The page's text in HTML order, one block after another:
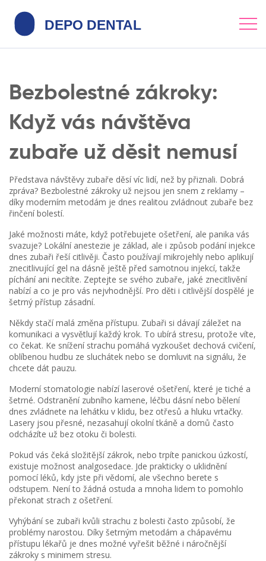
Bezbolestné zákroky:
Když vás návštěva
zubaře už děsit nemusí
Představa návštěvy zubaře děsí víc lidí, než by přiznali. Dobrá
zpráva? Bezbolestné zákroky už nejsou jen snem z reklamy –
díky moderním metodám je dnes realitou zvládnout zubaře bez
řinčení bolestí.
Jaké možnosti máte, když potřebujete ošetření, ale panika vás
svazuje? Lokální anestezie je základ, ale i způsob podání injekce
dnes zubaři řeší citlivěji. Často používají mikrojehly nebo aplikují
znecitlivující gel na dásně ještě před samotnou injekcí, takže
píchání ani necítíte. Zeptejte se svého zubaře, jaké znecitlivění
nabízí a co je pro vás nejvhodnější. Pro děti i citlivější dospělé je
šetrný přístup zásadní.
Někdy stačí malá změna přístupu. Zubaři si dávají záležet na
komunikaci a vysvětlují každý krok. To ubírá stresu, protože víte,
co čekat. Ke snížení strachu pomáhá vyzkoušet dechová cvičení,
oblíbenou hudbu ze sluchátek nebo se domluvit na signálu, že
chcete dát pauzu.
Moderní stomatologie nabízí laserové ošetření, které je tiché a
šetrné. Odstranění zubního kamene, léčbu dásní nebo bělení
dnes zvládnete na lehátku v klidu, bez otřesů a hluku vrtačky.
Lasery jsou přesné, nezasahují okolní tkáně a domů často
odcházíte už bez otoku či bolesti.
Pokud vás čeká složitější zákrok, nebo trpíte panickou úzkostí,
existuje možnost analgosedace. Jde prakticky o uklidnění
pomocí léků, kdy jste při vědomí, ale všechno berete s
odstupem. Není to žádná ostuda a mnoha lidem to pomohlo
překonat strach z ošetření.
Vyhýbání se zubaři kvůli strachu z bolesti často způsobí, že
problémy narostou. Díky šetrným metodám a chápavému
přístupu lékařů je dnes možné vyřešit běžné i náročnější
zákroky s minimem stresu.